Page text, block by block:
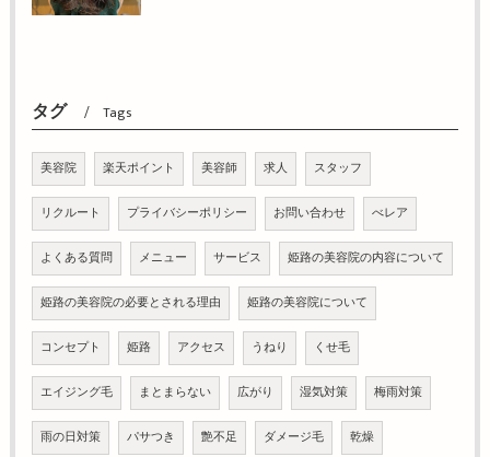
タグ Tags
美容院 楽天ポイント 美容師 求人 スタッフ
リクルート プライバシーポリシー お問い合わせ べレア
よくある質問 メニュー サービス 姫路の美容院の内容について
姫路の美容院の必要とされる理由 姫路の美容院について
コンセプト 姫路 アクセス うねり くせ毛
エイジング毛 まとまらない 広がり 湿気対策 梅雨対策
雨の日対策 パサつき 艶不足 ダメージ毛 乾燥